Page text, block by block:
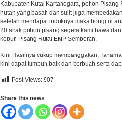
Kabupaten Kutai Kartanegara, pohon
hutan yang basah dan sulit juga
setelah mendapat induknya maka bonggol
20 anak pohon pisang segera kami bawa
kebun Pisang Rutai EMP Semberah.
Kini Hasilnya cukup membanggakan,
kini dapat tumbuh baik dan berbuah serta
Post Views: 907
Share this news